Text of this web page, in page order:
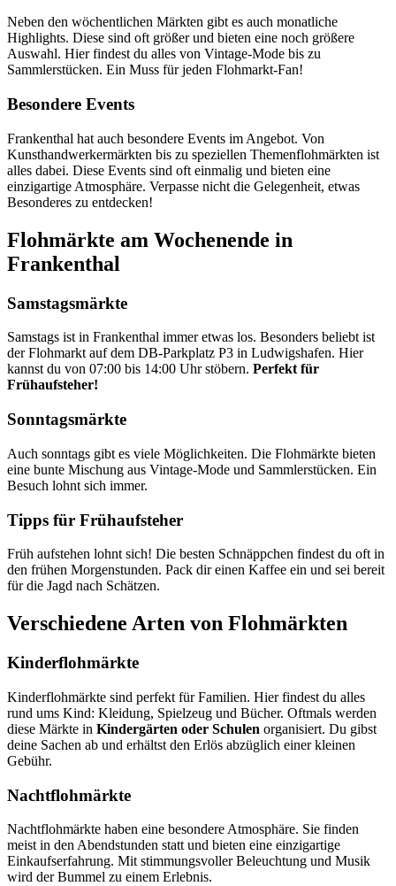
Neben den wöchentlichen Märkten gibt es auch monatliche
Highlights. Diese sind oft größer und bieten eine noch größere
Auswahl. Hier findest du alles von Vintage-Mode bis zu
Sammlerstücken. Ein Muss für jeden Flohmarkt-Fan!
Besondere Events
Frankenthal hat auch besondere Events im Angebot. Von
Kunsthandwerkermärkten bis zu speziellen Themenflohmärkten ist
alles dabei. Diese Events sind oft einmalig und bieten eine
einzigartige Atmosphäre. Verpasse nicht die Gelegenheit, etwas
Besonderes zu entdecken!
Flohmärkte am Wochenende in
Frankenthal
Samstagsmärkte
Samstags ist in Frankenthal immer etwas los. Besonders beliebt ist
der Flohmarkt auf dem DB-Parkplatz P3 in Ludwigshafen. Hier
kannst du von 07:00 bis 14:00 Uhr stöbern. Perfekt für
Frühaufsteher!
Sonntagsmärkte
Auch sonntags gibt es viele Möglichkeiten. Die Flohmärkte bieten
eine bunte Mischung aus Vintage-Mode und Sammlerstücken. Ein
Besuch lohnt sich immer.
Tipps für Frühaufsteher
Früh aufstehen lohnt sich! Die besten Schnäppchen findest du oft in
den frühen Morgenstunden. Pack dir einen Kaffee ein und sei bereit
für die Jagd nach Schätzen.
Verschiedene Arten von Flohmärkten
Kinderflohmärkte
Kinderflohmärkte sind perfekt für Familien. Hier findest du alles
rund ums Kind: Kleidung, Spielzeug und Bücher. Oftmals werden
diese Märkte in Kindergärten oder Schulen organisiert. Du gibst
deine Sachen ab und erhältst den Erlös abzüglich einer kleinen
Gebühr.
Nachtflohmärkte
Nachtflohmärkte haben eine besondere Atmosphäre. Sie finden
meist in den Abendstunden statt und bieten eine einzigartige
Einkaufserfahrung. Mit stimmungsvoller Beleuchtung und Musik
wird der Bummel zu einem Erlebnis.